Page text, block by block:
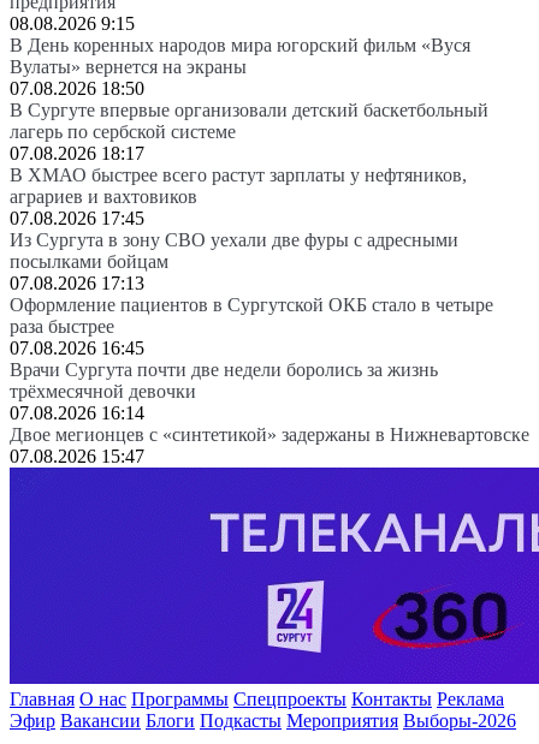
08.08.2026 9:15
В День коренных народов мира югорский фильм «Вуся
Вулаты» вернется на экраны
07.08.2026 18:50
В Сургуте впервые организовали детский баскетбольный
лагерь по сербской системе
07.08.2026 18:17
В ХМАО быстрее всего растут зарплаты у нефтяников,
аграриев и вахтовиков
07.08.2026 17:45
Из Сургута в зону СВО уехали две фуры с адресными
посылками бойцам
07.08.2026 17:13
Оформление пациентов в Сургутской ОКБ стало в четыре
раза быстрее
07.08.2026 16:45
Врачи Сургута почти две недели боролись за жизнь
трёхмесячной девочки
07.08.2026 16:14
Двое мегионцев с «синтетикой» задержаны в Нижневартовске
07.08.2026 15:47
Главная О нас Программы Спецпроекты Контакты Реклама
Эфир Вакансии Блоги Подкасты Мероприятия Выборы-2026